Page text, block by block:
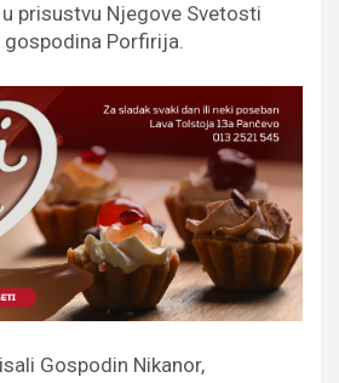
prisustvu Njegove Svetosti
Porfirija.
Gospodin Nikanor,